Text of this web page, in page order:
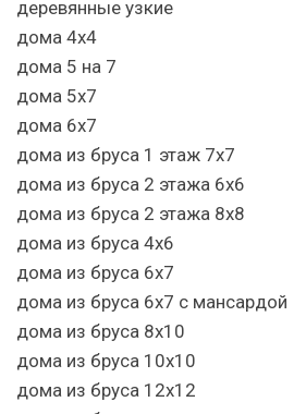
деревянные узкие
дома 4х4
дома 5 на 7
дома 5х7
дома 6х7
дома из бруса 1 этаж 7х7
дома из бруса 2 этажа 6х6
дома из бруса 2 этажа 8х8
дома из бруса 4х6
дома из бруса 6х7
дома из бруса 6х7 с мансардой
дома из бруса 8х10
дома из бруса 10х10
дома из бруса 12х12